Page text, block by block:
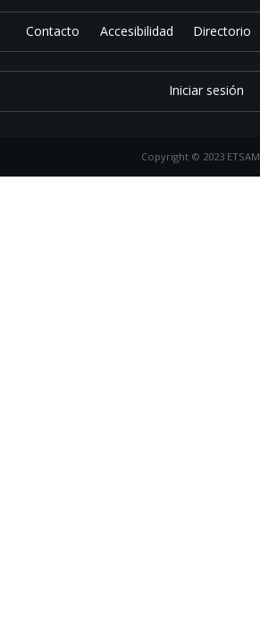
Contacto Accesibilidad Directorio
Iniciar sesión
Copyright © 2023 ETSAM